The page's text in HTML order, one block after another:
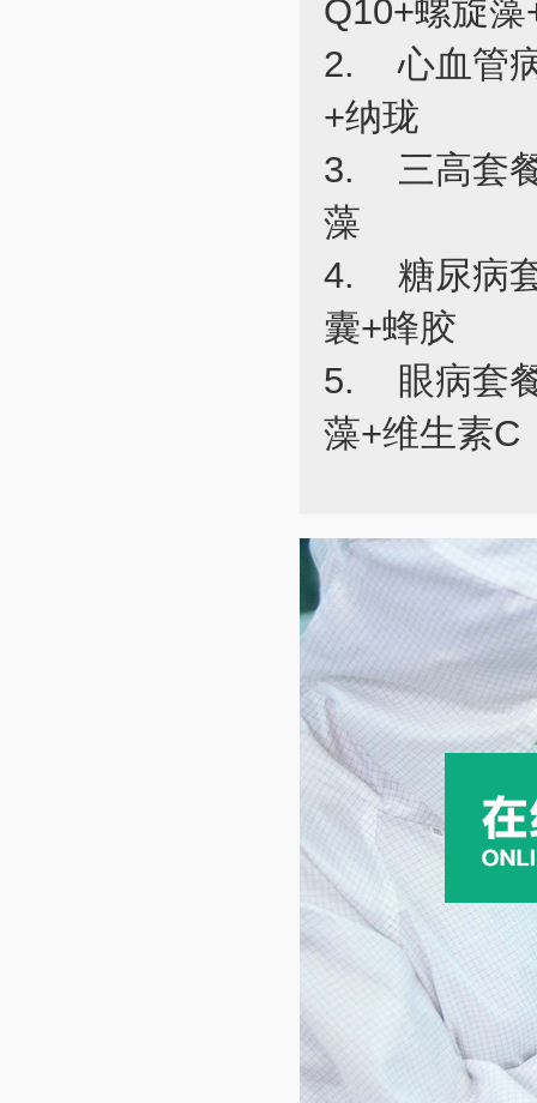
Q10+螺旋
2. 心血管病
+纳珑
3. 三高套餐
藻
4. 糖尿病套
囊+蜂胶
5. 眼病套餐
藻+维生素C